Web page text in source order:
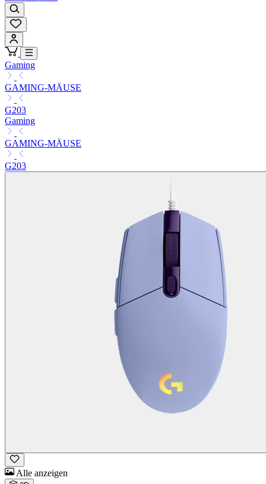
Gaming
GAMING-MÄUSE
G203
Gaming
GAMING-MÄUSE
G203
Alle anzeigen